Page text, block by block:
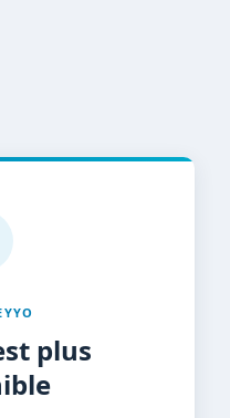
plus